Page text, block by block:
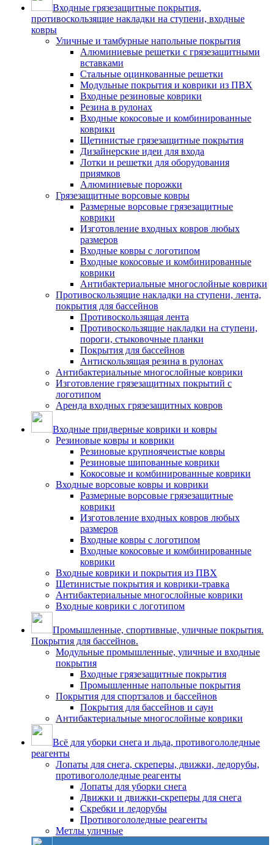
Входные грязезащитные покрытия,
противоскользящие накладки на ступени, входные
ковры
Уличные и тамбурные напольные покрытия
Алюминиевые решетки с грязезащитными
вставками
Стальные оцинкованные решетки
Модульные покрытия и коврики из ПВХ
Входные резиновые коврики
Резина в рулонах
Входные кокосовые и комбинированные
коврики
Щетинистые грязезащитные покрытия
Дизайнерские идеи для входа
Лотки и решетки для оборудования
приямков
Алюминиевые порожки
Грязезащитные ворсовые ковры
Размерные ворсовые грязезащитные
коврики
Изготовление входных ковров любых
размеров
Входные ковры с логотипом
Входные кокосовые и комбинированные
коврики
Антибактериальные многослойные коврики
Противоскользящие накладки на ступени, лента,
покрытия для бассейнов
Противоскользящая лента
Противоскользящие накладки на ступени,
пороги, стыковочные планки
Покрытия для бассейнов
Антискользящая резина в рулонах
Антибактериальные многослойные коврики
Изготовление грязезащитных покрытий с
логотипом
Аренда входных грязезащитных ковров
Входные придверные коврики и ковры
Резиновые ковры и коврики
Резиновые крупноячеистые ковры
Резиновые шипованные коврики
Кокосовые и комбинированные коврики
Входные ворсовые ковры и коврики
Размерные ворсовые грязезащитные
коврики
Изготовление входных ковров любых
размеров
Входные ковры с логотипом
Входные кокосовые и комбинированные
коврики
Входные коврики и покрытия из ПВХ
Щетинистые покрытия и коврики-травка
Антибактериальные многослойные коврики
Входные коврики с логотипом
Промышленные, спортивные, уличные покрытия.
Покрытия для бассейнов.
Модульные промышленные, уличные и входные
покрытия
Входные грязезащитные покрытия
Промышленные напольные покрытия
Покрытия для спортзалов и бассейнов
Покрытия для бассейнов и саун
Антибактериальные многослойные коврики
Всё для уборки снега и льда, противогололедные
реагенты
Лопаты для снега, скреперы, движки, ледорубы,
противогололедные реагенты
Лопаты для уборки снега
Движки и движки-скреперы для снега
Скребки и ледорубы
Противогололедные реагенты
Метлы уличные